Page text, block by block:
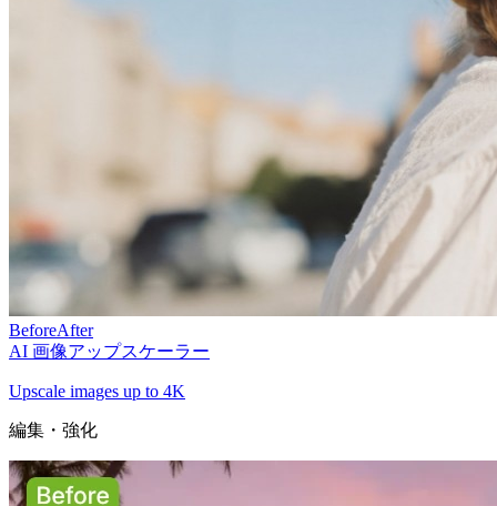
BeforeAfter
AI 画像アップスケーラー
Upscale images up to 4K
編集・強化